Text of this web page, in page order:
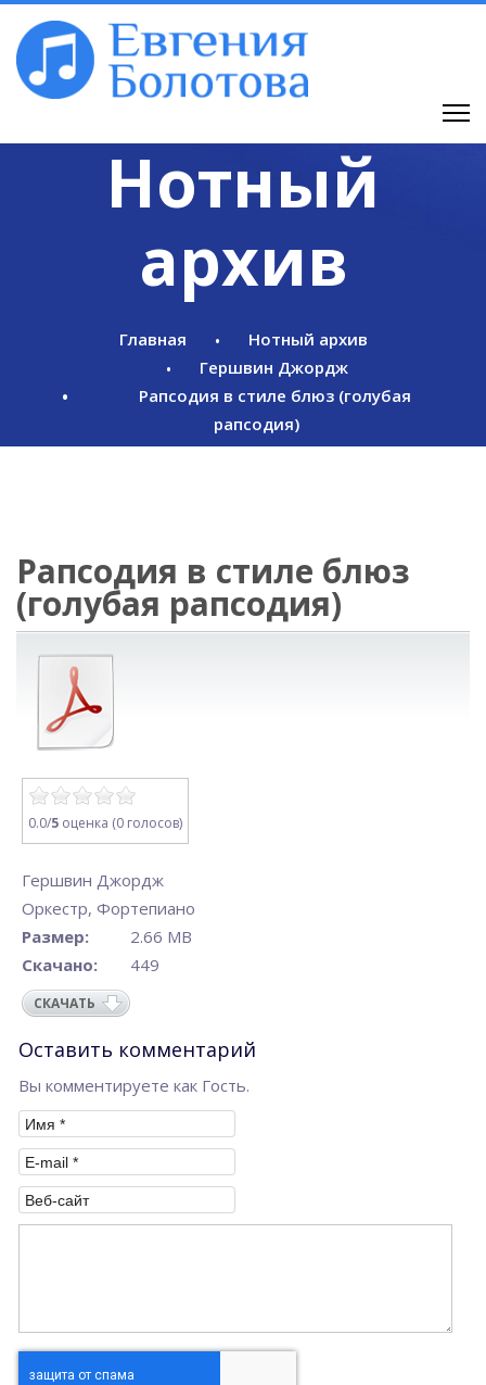
Нотный
архив
Главная
Нотный архив
Гершвин Джордж
Рапсодия в стиле блюз (голубая
рапсодия)
Рапсодия в стиле блюз
(голубая рапсодия)
0.0/5 оценка (0 голосов)
Гершвин Джордж
Оркестр, Фортепиано
Размер:
2.66 MB
Скачано:
449
СКАЧАТЬ
Оставить комментарий
Вы комментируете как Гость.